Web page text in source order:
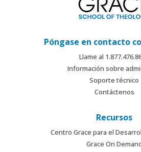
Póngase en contacto
Llame al
Información sobre
Soporte técnico
Contáctenos
Recursos
Centro Grace para el
Grace On